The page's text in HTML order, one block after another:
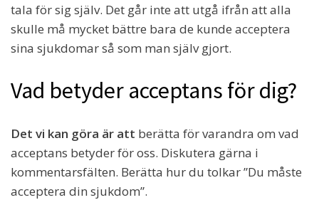
tala för sig själv. Det går inte att utgå ifrån att alla
skulle må mycket bättre bara de kunde acceptera
sina sjukdomar så som man själv gjort.
Vad betyder acceptans för dig?
Det vi kan göra är att berätta för varandra om vad
acceptans betyder för oss. Diskutera gärna i
kommentarsfälten. Berätta hur du tolkar ”Du måste
acceptera din sjukdom”.